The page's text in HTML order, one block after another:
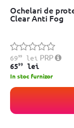
Ochelari de
Clear Anti Fog
6999lei PRP
6599 lei
In stoc furnizor